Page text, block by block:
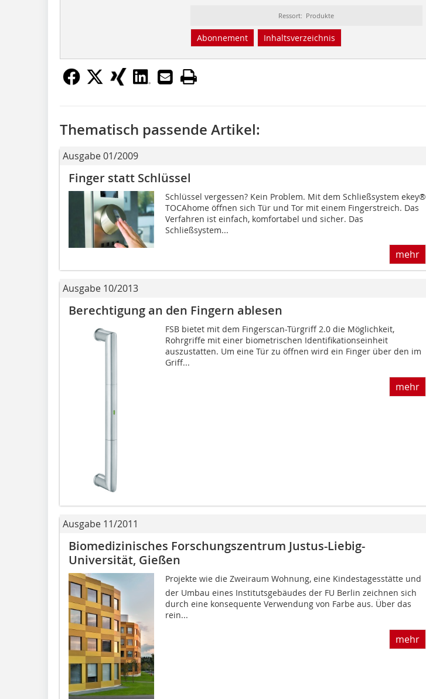
Ressort: Produkte
Abonnement Inhaltsverzeichnis
Thematisch passende Artikel:
Ausgabe 01/2009
Finger statt Schlüssel
Schlüssel vergessen? Kein Problem. Mit dem Schließsystem ekey®
TOCAhome öffnen sich Tür und Tor mit einem Fingerstreich. Das
Verfahren ist einfach, komfortabel und sicher. Das
Schließsystem...
mehr
Ausgabe 10/2013
Berechtigung an den Fingern ablesen
FSB bietet mit dem Fingerscan-Türgriff 2.0 die Möglichkeit,
Rohrgriffe mit einer biometrischen Identifikationseinheit
auszustatten. Um eine Tür zu öffnen wird ein Finger über den im
Griff...
mehr
Ausgabe 11/2011
Biomedizinisches Forschungszentrum Justus-Liebig-
Universität, Gießen
Projekte wie die Zweiraum Wohnung, eine Kindestagesstätte und
der Umbau eines Institutsgebäudes der FU Berlin zeichnen sich
durch eine konsequente Verwendung von Farbe aus. Über das
rein...
mehr